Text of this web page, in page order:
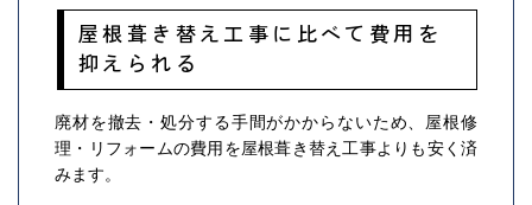
屋根葺き替え工事に比べて費用を
抑えられる
廃材を撤去・処分する手間がかからないため、屋根修
理・リフォームの費用を屋根葺き替え工事よりも安く済
みます。